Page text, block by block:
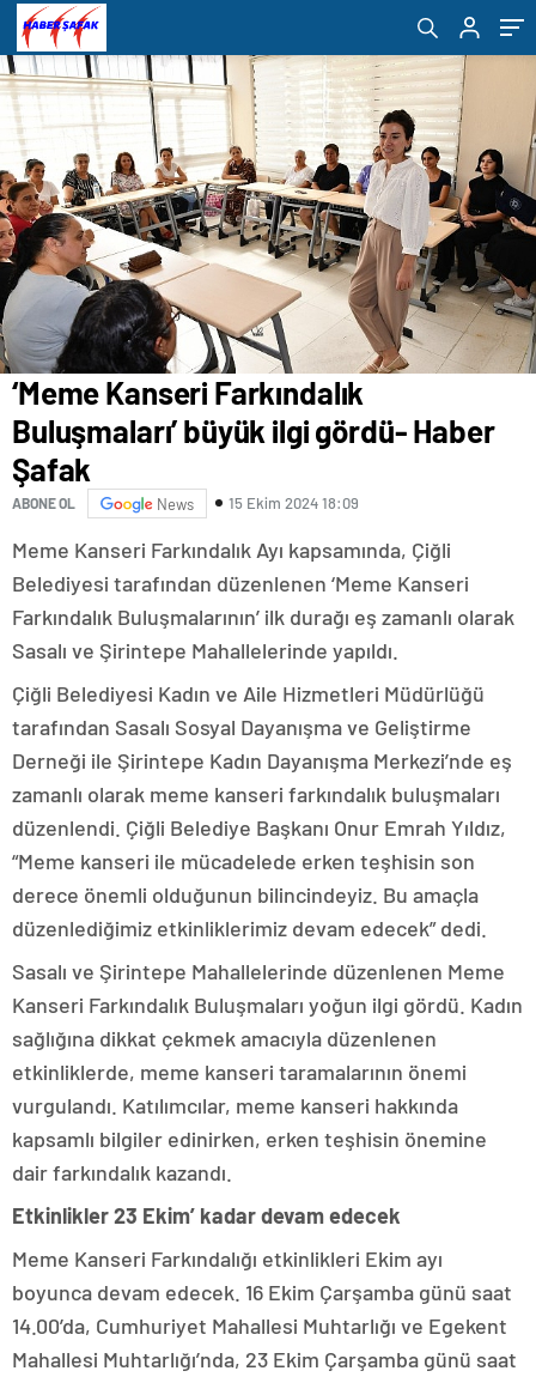
‘Meme Kanseri Farkındalık
Buluşmaları’ büyük ilgi gördü- Haber
Şafak
ABONE OL News 15 Ekim 2024 18:09
Meme Kanseri Farkındalık Ayı kapsamında, Çiğli
Belediyesi tarafından düzenlenen ‘Meme Kanseri
Farkındalık Buluşmalarının’ ilk durağı eş zamanlı olarak
Sasalı ve Şirintepe Mahallelerinde yapıldı.
Çiğli Belediyesi Kadın ve Aile Hizmetleri Müdürlüğü
tarafından Sasalı Sosyal Dayanışma ve Geliştirme
Derneği ile Şirintepe Kadın Dayanışma Merkezi’nde eş
zamanlı olarak meme kanseri farkındalık buluşmaları
düzenlendi. Çiğli Belediye Başkanı Onur Emrah Yıldız,
“Meme kanseri ile mücadelede erken teşhisin son
derece önemli olduğunun bilincindeyiz. Bu amaçla
düzenlediğimiz etkinliklerimiz devam edecek” dedi.
Sasalı ve Şirintepe Mahallelerinde düzenlenen Meme
Kanseri Farkındalık Buluşmaları yoğun ilgi gördü. Kadın
sağlığına dikkat çekmek amacıyla düzenlenen
etkinliklerde, meme kanseri taramalarının önemi
vurgulandı. Katılımcılar, meme kanseri hakkında
kapsamlı bilgiler edinirken, erken teşhisin önemine
dair farkındalık kazandı.
Etkinlikler 23 Ekim’ kadar devam edecek
Meme Kanseri Farkındalığı etkinlikleri Ekim ayı
boyunca devam edecek. 16 Ekim Çarşamba günü saat
14.00’da, Cumhuriyet Mahallesi Muhtarlığı ve Egekent
Mahallesi Muhtarlığı’nda, 23 Ekim Çarşamba günü saat